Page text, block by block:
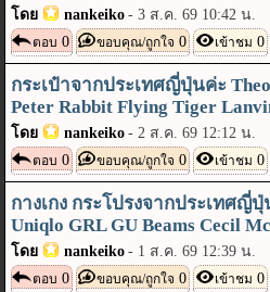
โดย nankeiko -3 ส.ค. 69 10:42 น.
ตอบ 0 ขอบคุณ/ถูกใจ 0 เข้าชม 0
กระเป๋าจากประเทศญี่ปุ่นค่ะ
Peter Rabbit Flying Tiger
โดย nankeiko -2 ส.ค. 69 12:12 น.
ตอบ 0 ขอบคุณ/ถูกใจ 0 เข้าชม 0
กางเกง กระโปรงจากประเทศญี่
Uniqlo GRL GU Beams Cecil
โดย nankeiko - 1 ส.ค. 69 12:39 น.
ตอบ 0 ขอบคุณ/ถูกใจ 0 เข้าชม 0